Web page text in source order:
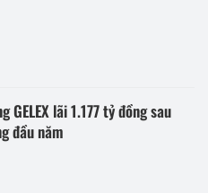
GELEX lãi 1.177 tỷ đồng sau
đầu năm